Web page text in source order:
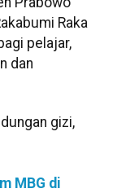
Raka
pelajar,
dan
gizi,
MBG di